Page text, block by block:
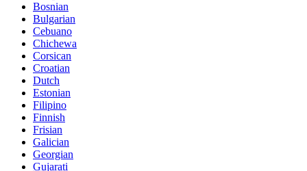
Bosnian
Bulgarian
Cebuano
Chichewa
Corsican
Croatian
Dutch
Estonian
Filipino
Finnish
Frisian
Galician
Georgian
Gujarati